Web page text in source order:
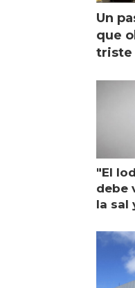
Un
que
triste
"El
debe
la sal